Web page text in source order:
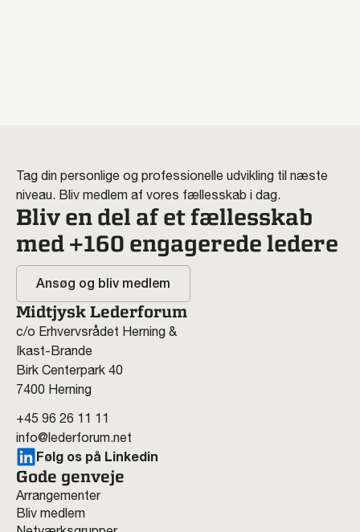
Tag din personlige og professionelle udvikling til næste
niveau. Bliv medlem af vores fællesskab i dag.
Bliv en del af et fællesskab
med +160 engagerede ledere
Ansøg og bliv medlem
Midtjysk Lederforum
c/o Erhvervsrådet Herning &
Ikast-Brande
Birk Centerpark 40
7400 Herning
+45 96 26 11 11
info@lederforum.net
Følg os på Linkedin
Gode genveje
Arrangementer
Bliv medlem